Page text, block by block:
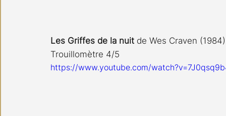
Les Griffes de la nuit de Wes Craven (1984)
Trouillomètre 4/5
https://www.youtube.com/